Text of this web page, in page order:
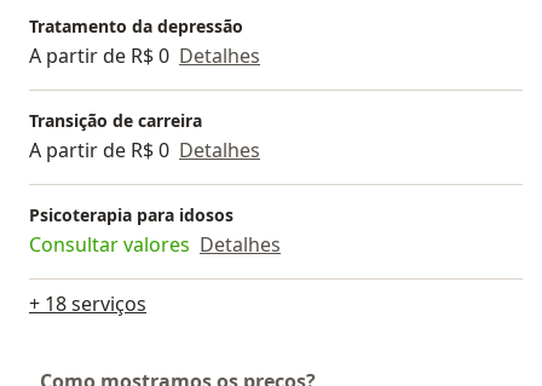
Tratamento da depressão
A partir de R$ 0 Detalhes
Transição de carreira
A partir de R$ 0 Detalhes
Psicoterapia para idosos
Consultar valores Detalhes
+ 18 serviços